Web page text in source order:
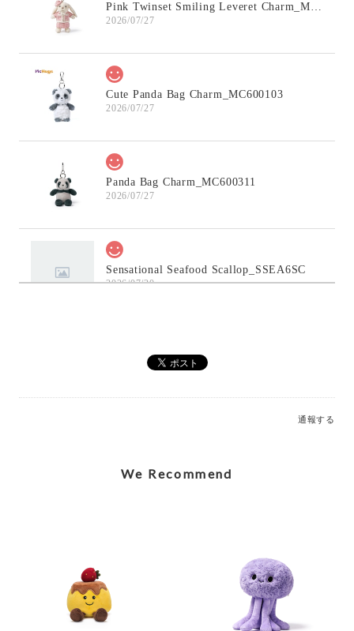
Pink Twinset Smiling Leveret Charm_MC600145
2026/07/27
Cute Panda Bag Charm_MC600103
2026/07/27
Panda Bag Charm_MC600311
2026/07/27
Sensational Seafood Scallop_SSEA6SC
2026/07/20
2026/07/12
通報する
We Recommend